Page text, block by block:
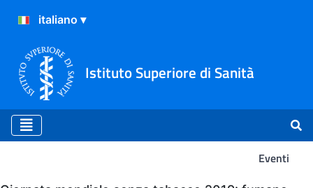
Istituto Superiore di Sanità
Eventi